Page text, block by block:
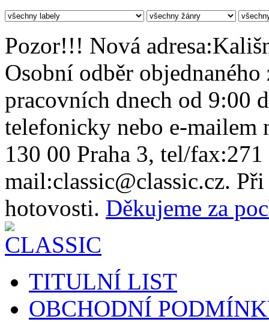
Pozor!!! Nová
Osobní odběr
pracovních dnech od 9:00
telefonicky nebo e-mailem
130 00 Praha 3, tel/
mail:classic@classic.cz.
hotovosti. Děkujeme za
TITULNÍ LIST
OBCHODNÍ